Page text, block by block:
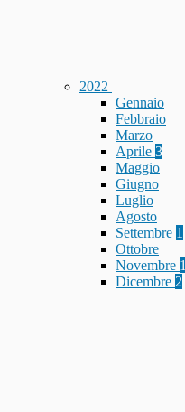
2022
Gennaio
Febbraio
Marzo
Aprile 3
Maggio
Giugno
Luglio
Agosto
Settembre 1
Ottobre
Novembre 1
Dicembre 2